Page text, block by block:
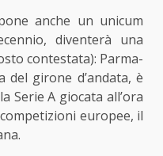
anche un unicum
diventerà una
contestata): Parma-
del girone d’andata, è
Serie A giocata all’ora
europee, il